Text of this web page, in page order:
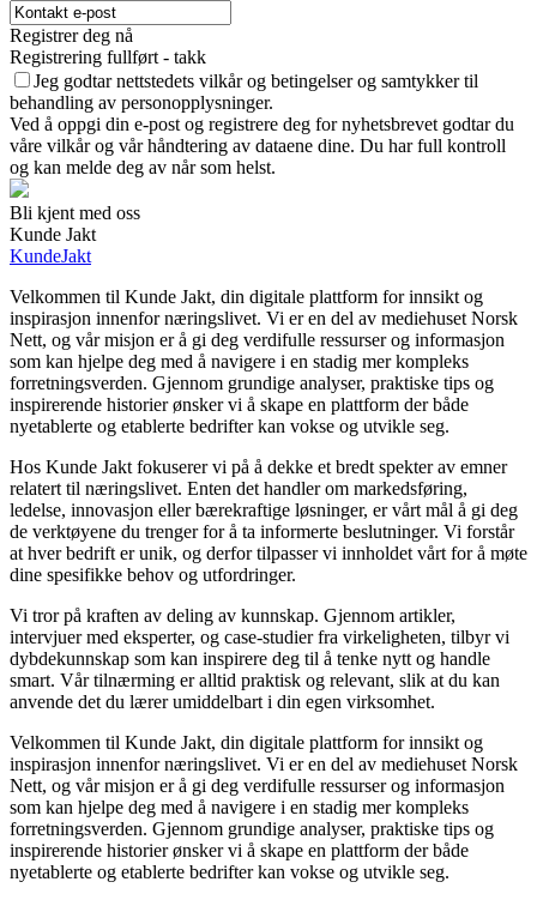
Registrer deg nå
Registrering fullført - takk
Jeg godtar nettstedets vilkår og betingelser og samtykker til
behandling av personopplysninger.
Ved å oppgi din e-post og registrere deg for nyhetsbrevet godtar du
våre vilkår og vår håndtering av dataene dine. Du har full kontroll
og kan melde deg av når som helst.
Bli kjent med oss
Kunde Jakt
KundeJakt
Velkommen til Kunde Jakt, din digitale plattform for innsikt og
inspirasjon innenfor næringslivet. Vi er en del av mediehuset Norsk
Nett, og vår misjon er å gi deg verdifulle ressurser og informasjon
som kan hjelpe deg med å navigere i en stadig mer kompleks
forretningsverden. Gjennom grundige analyser, praktiske tips og
inspirerende historier ønsker vi å skape en plattform der både
nyetablerte og etablerte bedrifter kan vokse og utvikle seg.
Hos Kunde Jakt fokuserer vi på å dekke et bredt spekter av emner
relatert til næringslivet. Enten det handler om markedsføring,
ledelse, innovasjon eller bærekraftige løsninger, er vårt mål å gi deg
de verktøyene du trenger for å ta informerte beslutninger. Vi forstår
at hver bedrift er unik, og derfor tilpasser vi innholdet vårt for å møte
dine spesifikke behov og utfordringer.
Vi tror på kraften av deling av kunnskap. Gjennom artikler,
intervjuer med eksperter, og case-studier fra virkeligheten, tilbyr vi
dybdekunnskap som kan inspirere deg til å tenke nytt og handle
smart. Vår tilnærming er alltid praktisk og relevant, slik at du kan
anvende det du lærer umiddelbart i din egen virksomhet.
Velkommen til Kunde Jakt, din digitale plattform for innsikt og
inspirasjon innenfor næringslivet. Vi er en del av mediehuset Norsk
Nett, og vår misjon er å gi deg verdifulle ressurser og informasjon
som kan hjelpe deg med å navigere i en stadig mer kompleks
forretningsverden. Gjennom grundige analyser, praktiske tips og
inspirerende historier ønsker vi å skape en plattform der både
nyetablerte og etablerte bedrifter kan vokse og utvikle seg.